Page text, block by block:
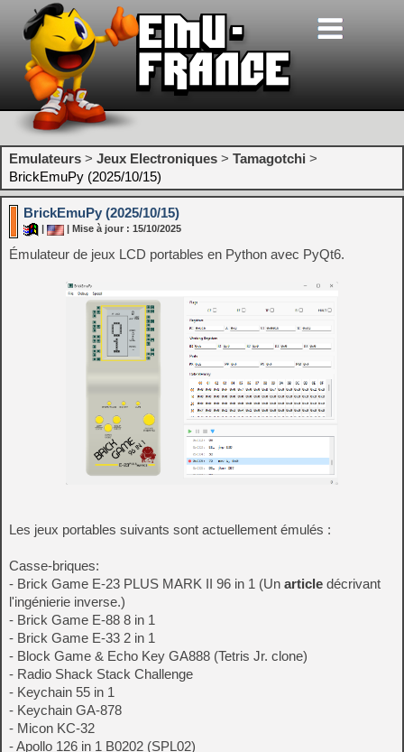
Emulateurs > Jeux Electroniques > Tamagotchi >
BrickEmuPy (2025/10/15)
BrickEmuPy (2025/10/15)
| Mise à jour : 15/10/2025
Émulateur de jeux LCD portables en Python avec PyQt6.
Les jeux portables suivants sont actuellement émulés :
Casse-briques:
- Brick Game E-23 PLUS MARK II 96 in 1 (Un article décrivant
l'ingénierie inverse.)
- Brick Game E-88 8 in 1
- Brick Game E-33 2 in 1
- Block Game & Echo Key GA888 (Tetris Jr. clone)
- Radio Shack Stack Challenge
- Keychain 55 in 1
- Keychain GA-878
- Micon KC-32
- Apollo 126 in 1 B0202 (SPL02)